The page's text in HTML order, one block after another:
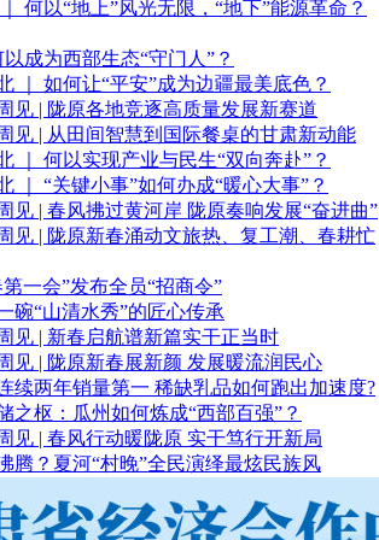
何以“地上”风光无限，“地下”能源革命？
成为西部生态“守门人”？
｜ 如何让“平安”成为边疆最美底色？
见 | 陇原各地竞逐高质量发展新赛道
见 | 从田间智慧到国际餐桌的甘肃新动能
｜ 何以实现产业与民生“双向奔赴”？
｜ “关键小事”如何办成“暖心大事”？
见 | 春风拂过黄河岸 陇原奏响发展“奋进曲”
见 | 陇原新春涌动文旅热、复工潮、春耕忙
一会”发布全员“招商令”
碗“山清水秀”的匠心传承
见 | 新春启航谱新篇实干正当时
见 | 陇原新春展新颜 发展暖流润民心
续两年销量第一 稀缺乳品如何跑出加速度?
之枢：瓜州如何炼成“西部百强”？
见 | 春风行动暖陇原 实干笃行开新局
腾？夏河“村晚”全民演绎最炫民族风